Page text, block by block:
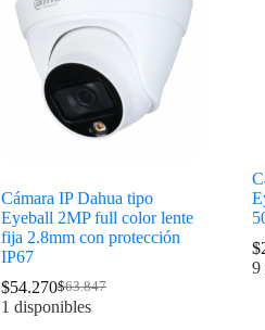
Cámara IP Dahua tipo
Eyeball 2MP full color lente
fija 2.8mm con protección
IP67
$63.847
$54.270
1 disponibles
$
9